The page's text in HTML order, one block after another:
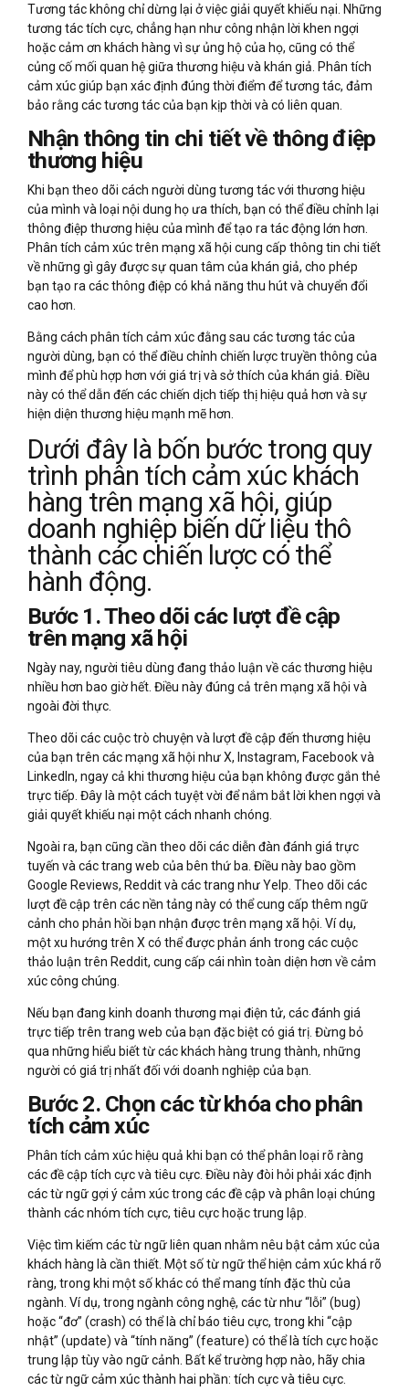
Tương tác không chỉ dừng lại ở việc giải quyết khiếu nại. Những
tương tác tích cực, chẳng hạn như công nhận lời khen ngợi
hoặc cảm ơn khách hàng vì sự ủng hộ của họ, cũng có thể
củng cố mối quan hệ giữa thương hiệu và khán giả. Phân tích
cảm xúc giúp bạn xác định đúng thời điểm để tương tác, đảm
bảo rằng các tương tác của bạn kịp thời và có liên quan.
Nhận thông tin chi tiết về thông điệp
thương hiệu
Khi bạn theo dõi cách người dùng tương tác với thương hiệu
của mình và loại nội dung họ ưa thích, bạn có thể điều chỉnh lại
thông điệp thương hiệu của mình để tạo ra tác động lớn hơn.
Phân tích cảm xúc trên mạng xã hội cung cấp thông tin chi tiết
về những gì gây được sự quan tâm của khán giả, cho phép
bạn tạo ra các thông điệp có khả năng thu hút và chuyển đổi
cao hơn.
Bằng cách phân tích cảm xúc đằng sau các tương tác của
người dùng, bạn có thể điều chỉnh chiến lược truyền thông của
mình để phù hợp hơn với giá trị và sở thích của khán giả. Điều
này có thể dẫn đến các chiến dịch tiếp thị hiệu quả hơn và sự
hiện diện thương hiệu mạnh mẽ hơn.
Dưới đây là bốn bước trong quy
trình phân tích cảm xúc khách
hàng trên mạng xã hội, giúp
doanh nghiệp biến dữ liệu thô
thành các chiến lược có thể
hành động.
Bước 1. Theo dõi các lượt đề cập
trên mạng xã hội
Ngày nay, người tiêu dùng đang thảo luận về các thương hiệu
nhiều hơn bao giờ hết. Điều này đúng cả trên mạng xã hội và
ngoài đời thực.
Theo dõi các cuộc trò chuyện và lượt đề cập đến thương hiệu
của bạn trên các mạng xã hội như X, Instagram, Facebook và
LinkedIn, ngay cả khi thương hiệu của bạn không được gắn thẻ
trực tiếp. Đây là một cách tuyệt vời để nắm bắt lời khen ngợi và
giải quyết khiếu nại một cách nhanh chóng.
Ngoài ra, bạn cũng cần theo dõi các diễn đàn đánh giá trực
tuyến và các trang web của bên thứ ba. Điều này bao gồm
Google Reviews, Reddit và các trang như Yelp. Theo dõi các
lượt đề cập trên các nền tảng này có thể cung cấp thêm ngữ
cảnh cho phản hồi bạn nhận được trên mạng xã hội. Ví dụ,
một xu hướng trên X có thể được phản ánh trong các cuộc
thảo luận trên Reddit, cung cấp cái nhìn toàn diện hơn về cảm
xúc công chúng.
Nếu bạn đang kinh doanh thương mại điện tử, các đánh giá
trực tiếp trên trang web của bạn đặc biệt có giá trị. Đừng bỏ
qua những hiểu biết từ các khách hàng trung thành, những
người có giá trị nhất đối với doanh nghiệp của bạn.
Bước 2. Chọn các từ khóa cho phân
tích cảm xúc
Phân tích cảm xúc hiệu quả khi bạn có thể phân loại rõ ràng
các đề cập tích cực và tiêu cực. Điều này đòi hỏi phải xác định
các từ ngữ gợi ý cảm xúc trong các đề cập và phân loại chúng
thành các nhóm tích cực, tiêu cực hoặc trung lập.
Việc tìm kiếm các từ ngữ liên quan nhằm nêu bật cảm xúc của
khách hàng là cần thiết. Một số từ ngữ thể hiện cảm xúc khá rõ
ràng, trong khi một số khác có thể mang tính đặc thù của
ngành. Ví dụ, trong ngành công nghệ, các từ như “lỗi” (bug)
hoặc “đơ” (crash) có thể là chỉ báo tiêu cực, trong khi “cập
nhật” (update) và “tính năng” (feature) có thể là tích cực hoặc
trung lập tùy vào ngữ cảnh. Bất kể trường hợp nào, hãy chia
các từ ngữ cảm xúc thành hai phần: tích cực và tiêu cực.